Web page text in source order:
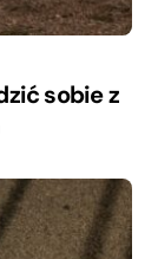
sobie z